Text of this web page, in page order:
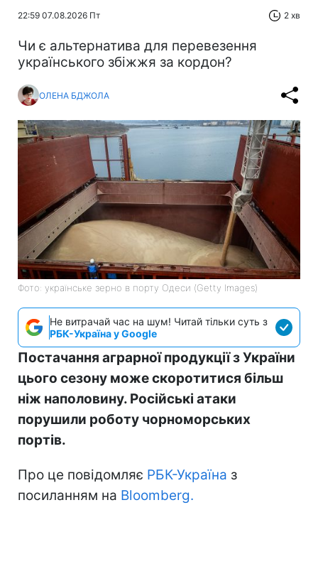
22:59 07.08.2026 Пт 2 хв
Чи є альтернатива для перевезення
українського збіжжя за кордон?
ОЛЕНА БДЖОЛА
Фото: українське зерно в порту Одеси (Getty Images)
Не витрачай час на шум! Читай тільки суть з
РБК-Україна у Google
Постачання аграрної продукції з України
цього сезону може скоротитися більш
ніж наполовину. Російські атаки
порушили роботу чорноморських
портів.
Про це повідомляє РБК-Україна з
посиланням на Bloomberg.